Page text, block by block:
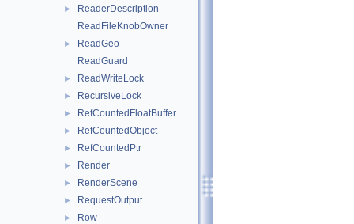
►
ReaderDescription
ReadFileKnobOwner
►
ReadGeo
ReadGuard
► ReadWriteLock
► RecursiveLock
► RefCountedFloatBuffer
► RefCountedObject
► RefCountedPtr
► Render
► RenderScene
► RequestOutput
► Row